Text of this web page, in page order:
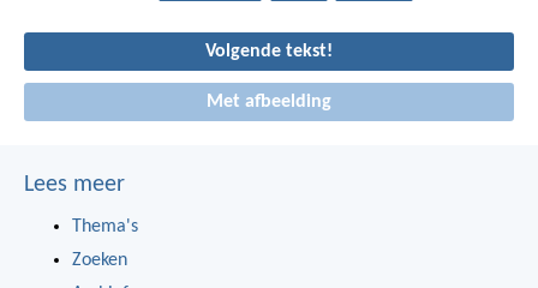
Volgende tekst!
Met afbeelding
Lees meer
Thema's
Zoeken